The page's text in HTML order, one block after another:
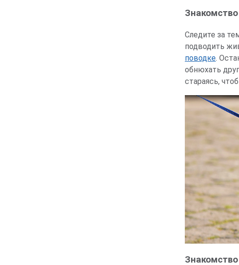
Следите за
подводить
поводке.
обнюхать
стараясь,